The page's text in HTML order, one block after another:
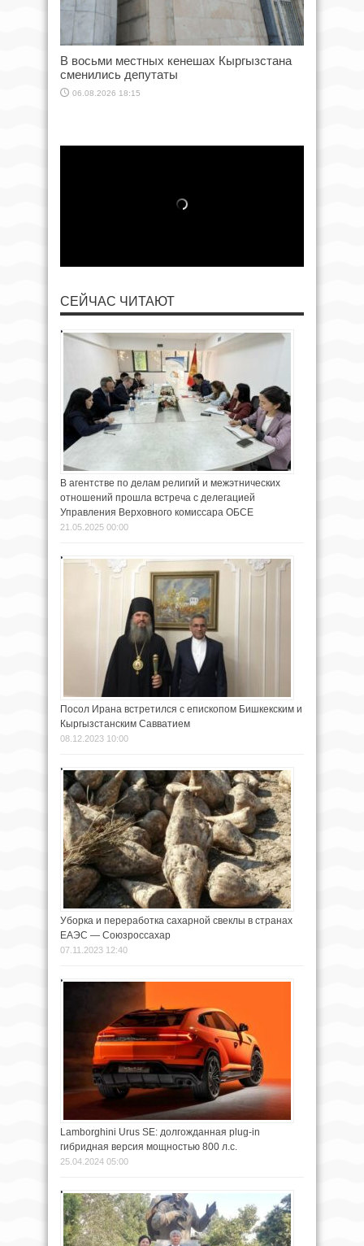
В восьми местных кенешах Кыргызстана
сменились депутаты
06.08.2026 18:15
СЕЙЧАС ЧИТАЮТ
В агентстве по делам религий и межэтнических
отношений прошла встреча с делегацией
Управления Верховного комиссара ОБСЕ
21.05.2025 00:00
Посол Ирана встретился с епископом Бишкекским и
Кыргызстанским Савватием
08.12.2023 10:00
Уборка и переработка сахарной свеклы в странах
ЕАЭС — Союзроссахар
07.11.2023 12:40
Lamborghini Urus SE: долгожданная plug-in
гибридная версия мощностью 800 л.с.
25.04.2024 05:00